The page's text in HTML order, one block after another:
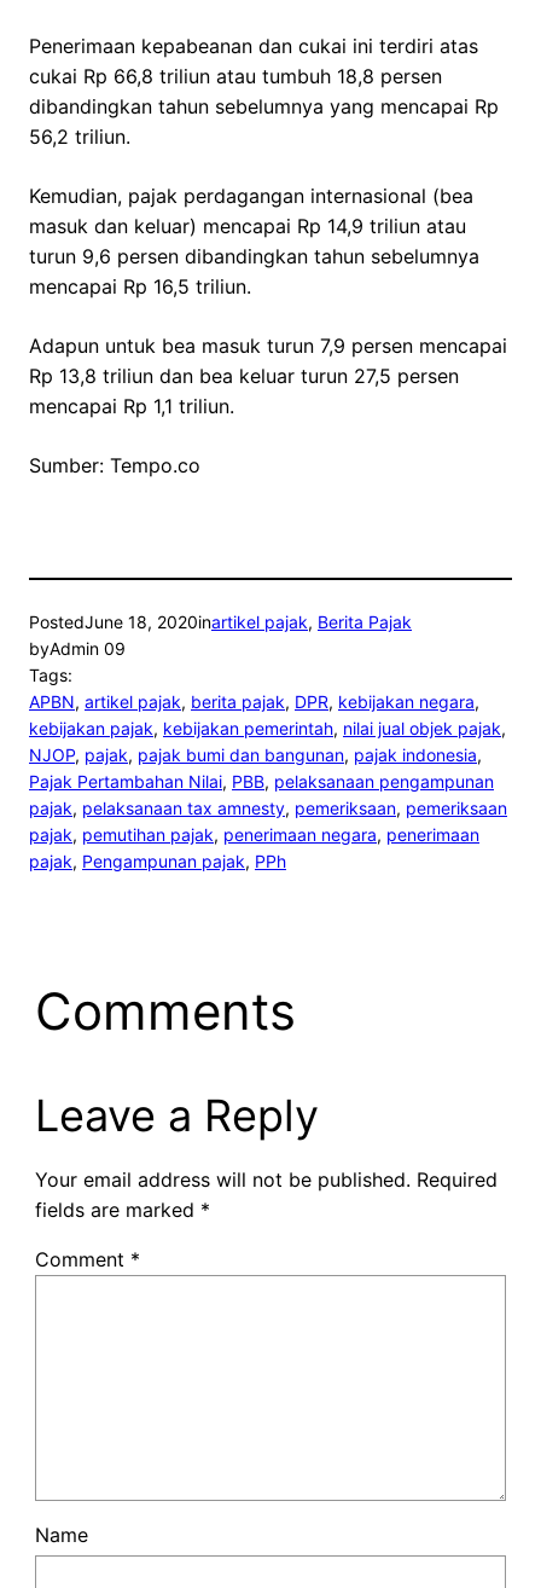
Penerimaan kepabeanan dan cukai ini terdiri atas
cukai Rp 66,8 triliun atau tumbuh 18,8 persen
dibandingkan tahun sebelumnya yang mencapai Rp
56,2 triliun.
Kemudian, pajak perdagangan internasional (bea
masuk dan keluar) mencapai Rp 14,9 triliun atau
turun 9,6 persen dibandingkan tahun sebelumnya
mencapai Rp 16,5 triliun.
Adapun untuk bea masuk turun 7,9 persen mencapai
Rp 13,8 triliun dan bea keluar turun 27,5 persen
mencapai Rp 1,1 triliun.
Sumber: Tempo.co
PostedJune 18, 2020inartikel pajak, Berita Pajak
byAdmin 09
Tags:
APBN, artikel pajak, berita pajak, DPR, kebijakan negara
kebijakan pajak, kebijakan pemerintah, nilai jual objek pajak
NJOP, pajak, pajak bumi dan bangunan, pajak indonesia
Pajak Pertambahan Nilai, PBB, pelaksanaan pengampunan
pajak, pelaksanaan tax amnesty, pemeriksaan, pemeriksaan
pajak, pemutihan pajak, penerimaan negara, penerimaan
pajak, Pengampunan pajak, PPh
Comments
Leave a Reply
Your email address will not be published. Required
fields are marked *
Comment *
Name